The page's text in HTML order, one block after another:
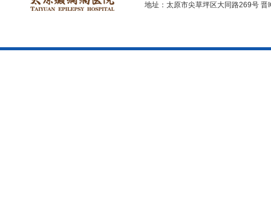
地址：太原市尖草坪区大同路269号 晋